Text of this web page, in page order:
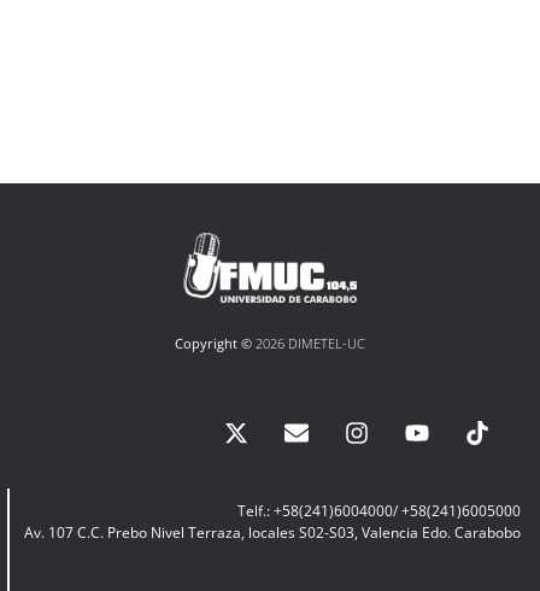
Copyright © 2026 DIMETEL-UC
Telf.: +58(241)6004000/ +58(241)6005000
Av. 107 C.C. Prebo Nivel Terraza, locales S02-S03, Valencia Edo. Carabobo